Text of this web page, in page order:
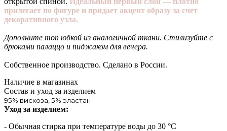
прилегает по фигуре и придает акцент образу за счет
декоративного узла.
Дополните топ юбкой из аналогичной ткани. Стилизуйте с
брюками палаццо и пиджаком для вечера.
Собственное производство. Сделано в России.
Наличие в магазинах
Состав и уход за изделием
95% вискоза, 5% эластан
Уход за изделием:
- Обычная стирка при температуре воды до 30 °C